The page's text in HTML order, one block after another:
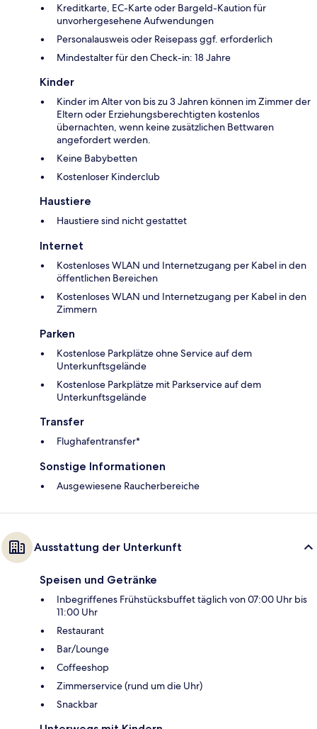
Kreditkarte, EC-Karte oder Bargeld-Kaution für
unvorhergesehene Aufwendungen
Personalausweis oder Reisepass ggf. erforderlich
Mindestalter für den Check-in: 18 Jahre
Kinder
Kinder im Alter von bis zu 3 Jahren können im Zimmer der
Eltern oder Erziehungsberechtigten kostenlos
übernachten, wenn keine zusätzlichen Bettwaren
angefordert werden.
Keine Babybetten
Kostenloser Kinderclub
Haustiere
Haustiere sind nicht gestattet
Internet
Kostenloses WLAN und Internetzugang per Kabel in den
öffentlichen Bereichen
Kostenloses WLAN und Internetzugang per Kabel in den
Zimmern
Parken
Kostenlose Parkplätze ohne Service auf dem
Unterkunftsgelände
Kostenlose Parkplätze mit Parkservice auf dem
Unterkunftsgelände
Transfer
Flughafentransfer*
Sonstige Informationen
Ausgewiesene Raucherbereiche
Ausstattung der Unterkunft
Speisen und Getränke
Inbegriffenes Frühstücksbuffet täglich von 07:00 Uhr bis
11:00 Uhr
Restaurant
Bar/Lounge
Coffeeshop
Zimmerservice (rund um die Uhr)
Snackbar